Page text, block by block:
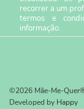
recorrer a um
termos e
informação.
©2026 Mãe-Me-
Developed by Happy